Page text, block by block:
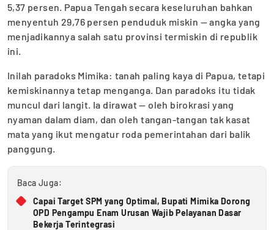
5,37 persen. Papua Tengah secara keseluruhan bahkan
menyentuh 29,76 persen penduduk miskin — angka yang
menjadikannya salah satu provinsi termiskin di republik
ini.
Inilah paradoks Mimika: tanah paling kaya di Papua, tetapi
kemiskinannya tetap menganga. Dan paradoks itu tidak
muncul dari langit. Ia dirawat — oleh birokrasi yang
nyaman dalam diam, dan oleh tangan-tangan tak kasat
mata yang ikut mengatur roda pemerintahan dari balik
panggung.
Baca Juga:
Capai Target SPM yang Optimal, Bupati Mimika Dorong
OPD Pengampu Enam Urusan Wajib Pelayanan Dasar
Bekerja Terintegrasi